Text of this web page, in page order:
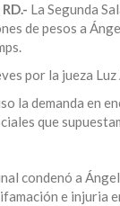
La Segunda
de pesos a
por la jueza
la demanda en
que
condenó a
e injuria